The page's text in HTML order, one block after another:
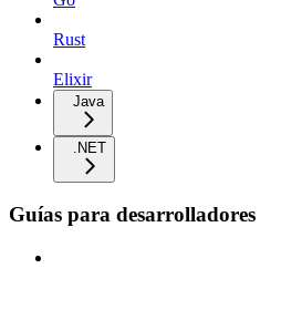
Rust
Elixir
Java
.NET
Guías para desarrolladores